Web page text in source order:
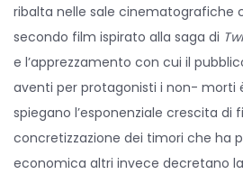
ribalta nelle sale cinematografiche
secondo film ispirato alla saga di
e l’apprezzamento con cui il
aventi per protagonisti i non- morti
spiegano l’esponenziale crescita di
concretizzazione dei timori che ha
economica altri invece decretano